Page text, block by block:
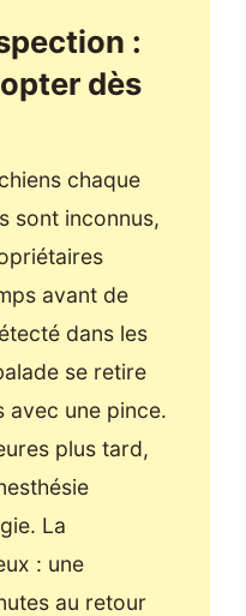
:
dès
chaque
sont inconnus,
avant de
dans les
se retire
avec une pince.
plus tard,
La
: une
au retour